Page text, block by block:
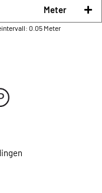
Meter
0.05 Meter